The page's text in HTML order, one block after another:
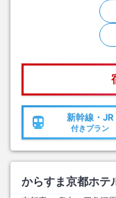
新幹線・JR
付きプラン
からすま京都ホテ